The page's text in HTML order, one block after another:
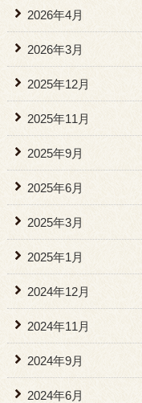
2026年4月
2026年3月
2025年12月
2025年11月
2025年9月
2025年6月
2025年3月
2025年1月
2024年12月
2024年11月
2024年9月
2024年6月